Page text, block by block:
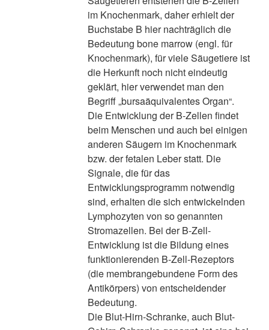
im Knochenmark, daher erhielt der
Buchstabe B hier nachträglich die
Bedeutung bone marrow (engl. für
Knochenmark), für viele Säugetiere ist
die Herkunft noch nicht eindeutig
geklärt, hier verwendet man den
Begriff „bursaäquivalentes Organ“.
Die Entwicklung der B-Zellen findet
beim Menschen und auch bei einigen
anderen Säugern im Knochenmark
bzw. der fetalen Leber statt. Die
Signale, die für das
Entwicklungsprogramm notwendig
sind, erhalten die sich entwickelnden
Lymphozyten von so genannten
Stromazellen. Bei der B-Zell-
Entwicklung ist die Bildung eines
funktionierenden B-Zell-Rezeptors
(die membrangebundene Form des
Antikörpers) von entscheidender
Bedeutung.
Die Blut-Hirn-Schranke, auch Blut-